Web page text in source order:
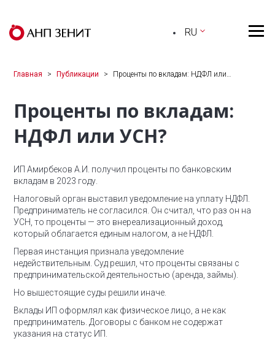
RU
Главная Публикации Проценты по вкладам: НДФЛ или…
Проценты по вкладам:
НДФЛ или УСН?
ИП Амирбеков А.И. получил проценты по банковским
вкладам в 2023 году.
Налоговый орган выставил уведомление на уплату НДФЛ.
Предприниматель не согласился. Он считал, что раз он на
УСН, то проценты — это внереализационный доход,
который облагается единым налогом, а не НДФЛ.
Первая инстанция признала уведомление
недействительным. Суд решил, что проценты связаны с
предпринимательской деятельностью (аренда, займы).
Но вышестоящие суды решили иначе.
Вклады ИП оформлял как физическое лицо, а не как
предприниматель. Договоры с банком не содержат
указания на статус ИП.